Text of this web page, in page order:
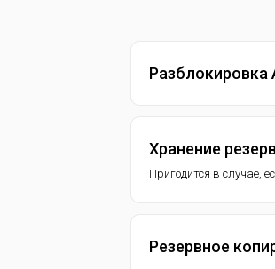
Разблокировка
Хранение
Пригодится в случае,
Резервное